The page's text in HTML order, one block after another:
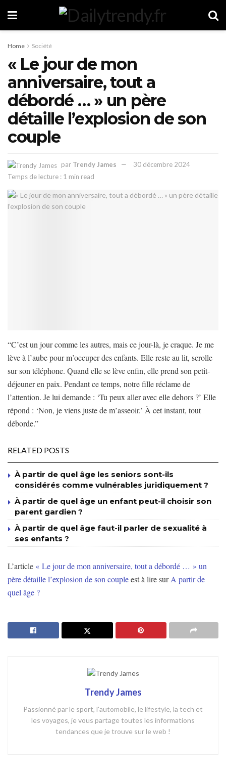
Home Société
« Le jour de mon
anniversaire, tout a
débordé … » un père
détaille l’explosion de son
couple
par Trendy James
30 décembre 2024
Temps de lecture : 1 min read
“C’est un jour comme les autres, mais ce jour-là, je craque. Je me
lève à l’aube pour m’occuper des enfants. Elle reste au lit, scrolle
sur son téléphone. Quand elle se lève enfin, elle prend son petit-
déjeuner en paix. Pendant ce temps, notre fille réclame de
l’attention. Je lui demande : ‘Tu peux aller avec elle dehors ?’ Elle
répond : ‘Non, je viens juste de m’asseoir.’ À cet instant, tout
déborde.”
RELATED POSTS
À partir de quel âge les seniors sont-ils
considérés comme vulnérables juridiquement ?
À partir de quel âge un enfant peut-il choisir son
parent gardien ?
À partir de quel âge faut-il parler de sexualité à
ses enfants ?
L’article « Le jour de mon anniversaire, tout a débordé … » un
père détaille l’explosion de son coupleest à lire surA partir de
quel âge ?
Trendy James
Passionné par le sport, l'automobile, le lifestyle, la tech et
les voyages, je vous partage toutes les informations
tendances que je trouve sur le web !